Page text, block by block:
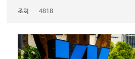
조회 4818